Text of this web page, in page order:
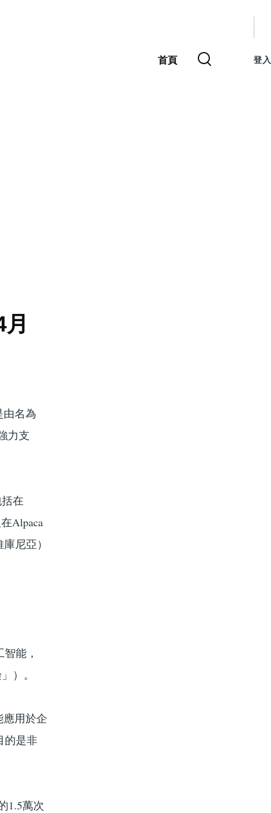
主
首頁 登入
由名為
力支
在
Alpaca
尼亞）
能，
）。
用於企
的是非
1.5萬次